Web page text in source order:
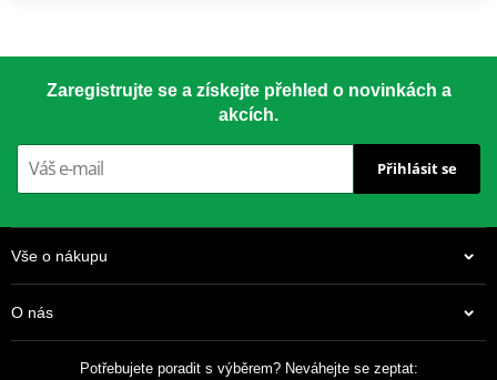
Zaregistrujte se a získejte přehled o novinkách a
akcích.
Přihlásit se
Vše o nákupu
O nás
Potřebujete poradit s výběrem? Neváhejte se zeptat: